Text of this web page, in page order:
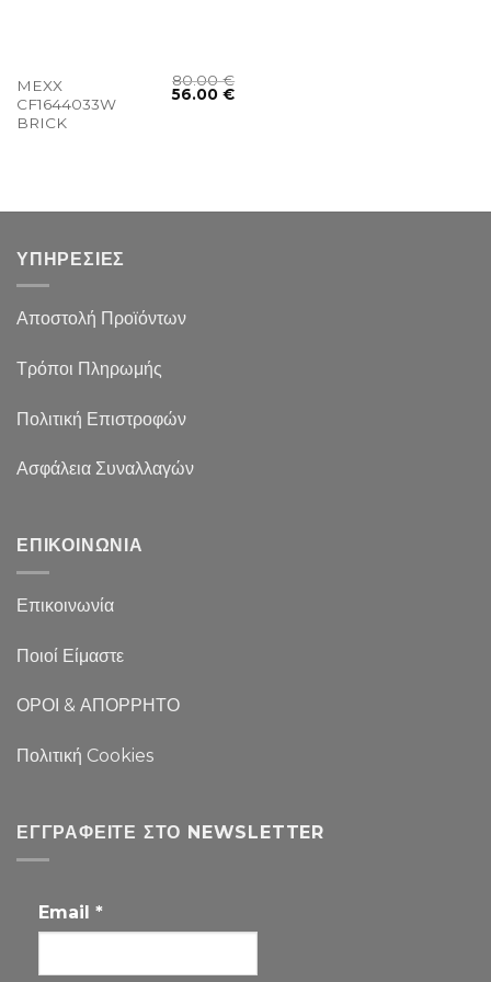
MEXX
CF1644033W
BRICK
80.00€
56.00€
ΥΠΗΡΕΣΙΕΣ
Αποστολή Προϊόντων
Τρόποι Πληρωμής
Πολιτική Επιστροφών
Ασφάλεια Συναλλαγών
ΕΠΙΚΟΙΝΩΝΙΑ
Επικοινωνία
Ποιοί Είμαστε
ΟΡΟΙ & ΑΠΟΡΡΗΤΟ
Πολιτική Cookies
ΕΓΓΡΑΦΕΊΤΕ ΣΤΟ NEWSLETTER
Email *